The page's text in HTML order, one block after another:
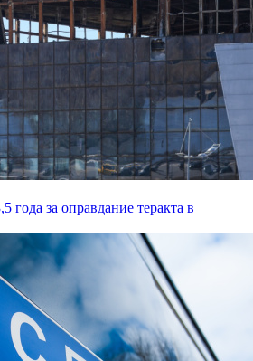
года за оправдание теракта в